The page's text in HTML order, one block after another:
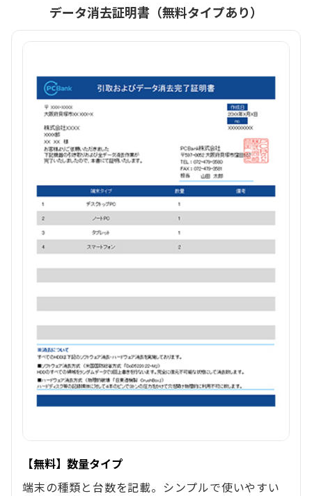
データ消去証明書（無料タイプあり）
【無料】数量タイプ
端末の種類と台数を記載。シンプルで使いやすい